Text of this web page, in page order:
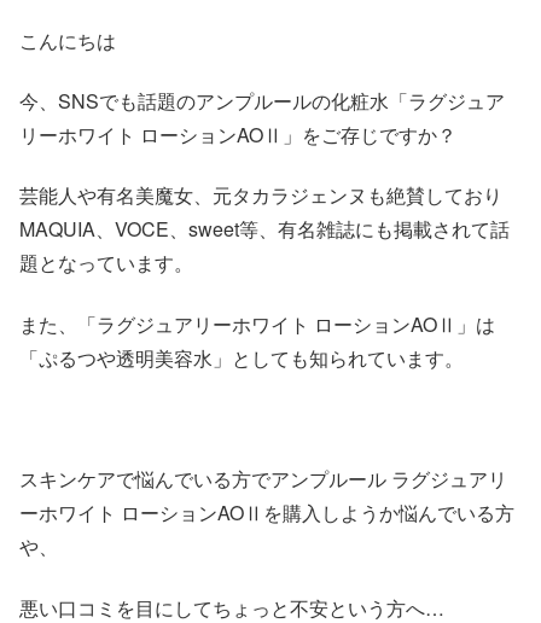
こんにちは
今、SNSでも話題のアンプルールの化粧水「ラグジュア
リーホワイト ローションAOⅡ」をご存じですか？
芸能人や有名美魔女、元タカラジェンヌも絶賛しており
MAQUIA、VOCE、sweet等、有名雑誌にも掲載されて話
題となっています。
また、「ラグジュアリーホワイト ローションAOⅡ」は
「ぷるつや透明美容水」としても知られています。
スキンケアで悩んでいる方でアンプルール ラグジュアリ
ーホワイト ローションAOⅡを購入しようか悩んでいる方
や、
悪い口コミを目にしてちょっと不安という方へ…